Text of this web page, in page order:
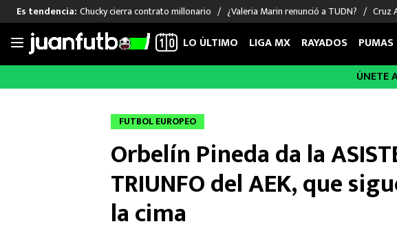
Saltar
Es tendencia: Chucky cierra contrato millonario ¿Valeria Marin renunció a TUDN? Cruz
LIGA MX
Chivas de Guadalajara
FUT INTERNACIONAL
Las Noticias
Selección Mexicana
Champions League
Europa League
Real Madrid
Barcelona
MEXICANOS EN EL
Memo Ochoa
Edson Álvarez
LO ÚLTIMO LIGA MX RAYADOS PUMAS
ÚNETE
FUTBOL EUROPEO
Orbelín Pineda da la
TRIUNFO del AEK, que
la cima